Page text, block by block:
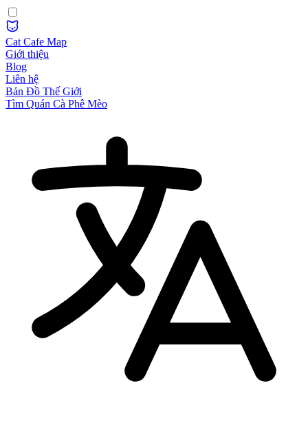
Cat Cafe Map
Giới thiệu
Blog
Liên hệ
Bản Đồ Thế Giới
Tìm Quán Cà Phê Mèo